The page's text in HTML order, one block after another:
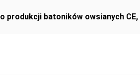
produkcji batoników owsianych CE,